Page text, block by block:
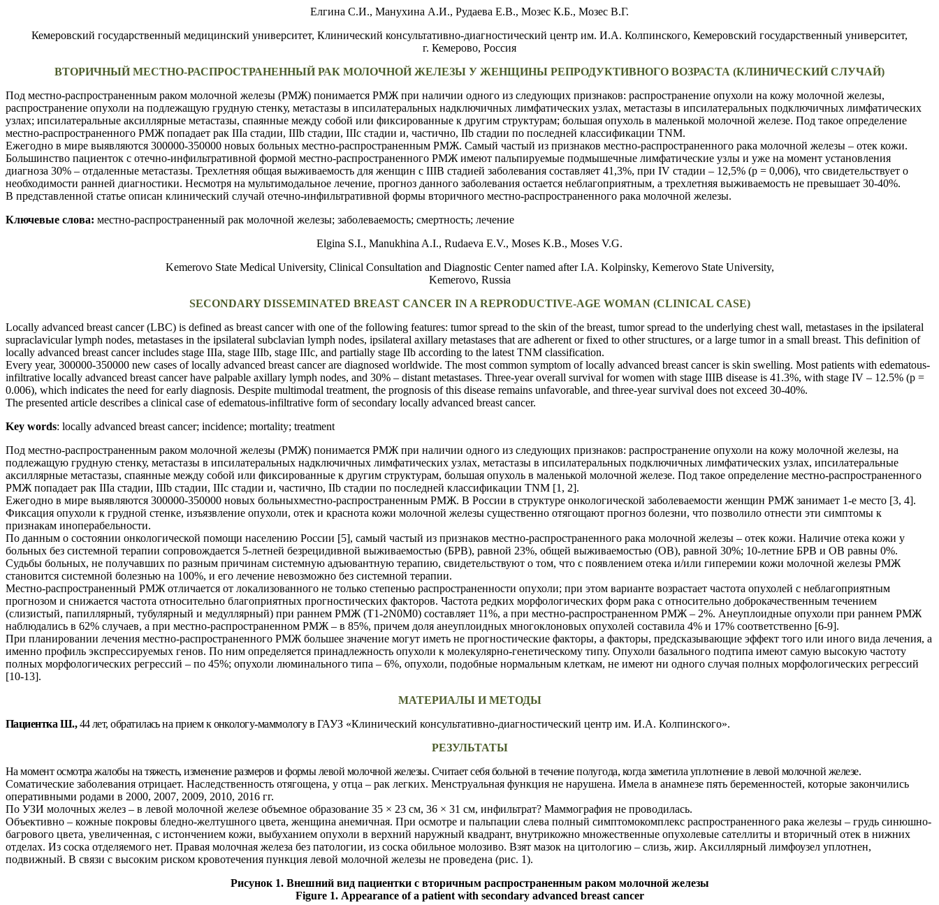
Елгина С.И., Манухина А.И., Рудаева Е.В., Мозес К.Б., Мозес В.Г.
Кемеровский государственный медицинский университет, Клинический консультативно-диагностический центр им. И.А. Колпинского, Кемеровский государственный университет,
г. Кемерово, Россия
ВТОРИЧНЫЙ МЕСТНО-РАСПРОСТРАНЕННЫЙ РАК МОЛОЧНОЙ ЖЕЛЕЗЫ У ЖЕНЩИНЫ РЕПРОДУКТИВНОГО ВОЗРАСТА (КЛИНИЧЕСКИЙ СЛУЧАЙ)
Под местно-распространенным раком молочной железы (РМЖ) понимается РМЖ при наличии одного из следующих признаков: распространение опухоли на кожу молочной железы,
распространение опухоли на подлежащую грудную стенку, метастазы в ипсилатеральных надключичных лимфатических узлах, метастазы в ипсилатеральных подключичных лимфатических
узлах; ипсилатеральные аксиллярные метастазы, спаянные между собой или фиксированные к другим структурам; большая опухоль в маленькой молочной железе. Под такое определение
местно-распространенного РМЖ попадает рак IIIa стадии, IIIb стадии, IIIc стадии и, частично, IIb стадии по последней классификации TNM.
Ежегодно в мире выявляются 300000-350000 новых больных местно-распространенным РМЖ. Самый частый из признаков местно-распространенного рака молочной железы – отек кожи.
Большинство пациенток с отечно-инфильтративной формой местно-распространенного РМЖ имеют пальпируемые подмышечные лимфатические узлы и уже на момент установления
диагноза 30% – отдаленные метастазы. Трехлетняя общая выживаемость для женщин с IIIB стадией заболевания составляет 41,3%, при IV стадии – 12,5% (р = 0,006), что свидетельствует о
необходимости ранней диагностики. Несмотря на мультимодальное лечение, прогноз данного заболевания остается неблагоприятным, а трехлетняя выживаемость не превышает 30-40%.
В представленной статье описан клинический случай отечно-инфильтративной формы вторичного местно-распространенного рака молочной железы.
Ключевые слова: местно-распространенный рак молочной железы; заболеваемость; смертность; лечение
Elgina S.I., Manukhina A.I., Rudaeva E.V., Moses K.B., Moses V.G.
Kemerovo State Medical University, Clinical Consultation and Diagnostic Center named after I.A. Kolpinsky, Kemerovo State University,
Kemerovo, Russia
SECONDARY DISSEMINATED BREAST CANCER IN A REPRODUCTIVE-AGE WOMAN (CLINICAL CASE)
Locally advanced breast cancer (LBC) is defined as breast cancer with one of the following features: tumor spread to the skin of the breast, tumor spread to the underlying chest wall, metastases in the ipsilateral
supraclavicular lymph nodes, metastases in the ipsilateral subclavian lymph nodes, ipsilateral axillary metastases that are adherent or fixed to other structures, or a large tumor in a small breast. This definition of
locally advanced breast cancer includes stage IIIa, stage IIIb, stage IIIc, and partially stage IIb according to the latest TNM classification.
Every year, 300000-350000 new cases of locally advanced breast cancer are diagnosed worldwide. The most common symptom of locally advanced breast cancer is skin swelling. Most patients with edematous-
infiltrative locally advanced breast cancer have palpable axillary lymph nodes, and 30% – distant metastases. Three-year overall survival for women with stage IIIB disease is 41.3%, with stage IV – 12.5% (p =
0.006), which indicates the need for early diagnosis. Despite multimodal treatment, the prognosis of this disease remains unfavorable, and three-year survival does not exceed 30-40%.
The presented article describes a clinical case of edematous-infiltrative form of secondary locally advanced breast cancer.
Key words: locally advanced breast cancer; incidence; mortality; treatment
Под местно-распространенным раком молочной железы (РМЖ) понимается РМЖ при наличии одного из следующих признаков: распространение опухоли на кожу молочной железы, на
подлежащую грудную стенку, метастазы в ипсилатеральных надключичных лимфатических узлах, метастазы в ипсилатеральных подключичных лимфатических узлах, ипсилатеральные
аксиллярные метастазы, спаянные между собой или фиксированные к другим структурам, большая опухоль в маленькой молочной железе. Под такое определение местно-распространенного
РМЖ попадает рак IIIa стадии, IIIb стадии, IIIc стадии и, частично, IIb стадии по последней классификации TNM [1, 2].
Ежегодно в мире выявляются 300000-350000 новых больныхместно-распространенным РМЖ. В России в структуре онкологической заболеваемости женщин РМЖ занимает 1-е место [3, 4].
Фиксация опухоли к грудной стенке, изъязвление опухоли, отек и краснота кожи молочной железы существенно отягощают прогноз болезни, что позволило отнести эти симптомы к
признакам иноперабельности.
По данным о состоянии онкологической помощи населению России [5], самый частый из признаков местно-распространенного рака молочной железы – отек кожи. Наличие отека кожи у
больных без системной терапии сопровождается 5-летней безрецидивной выживаемостью (БРВ), равной 23%, общей выживаемостью (ОВ), равной 30%; 10-летние БРВ и ОВ равны 0%.
Судьбы больных, не получавших по разным причинам системную адъювантную терапию, свидетельствуют о том, что с появлением отека и/или гиперемии кожи молочной железы РМЖ
становится системной болезнью на 100%, и его лечение невозможно без системной терапии.
Местно-распространенный РМЖ отличается от локализованного не только степенью распространенности опухоли; при этом варианте возрастает частота опухолей с неблагоприятным
прогнозом и снижается частота относительно благоприятных прогностических факторов. Частота редких морфологических форм рака с относительно доброкачественным течением
(слизистый, папиллярный, тубулярный и медуллярный) при раннем РМЖ (T1-2N0M0) составляет 11%, а при местно-распространенном РМЖ – 2%. Анеуплоидные опухоли при раннем РМЖ
наблюдались в 62% случаев, а при местно-распространенном РМЖ – в 85%, причем доля анеуплоидных многоклоновых опухолей составила 4% и 17% соответственно [6-9].
При планировании лечения местно-распространенного РМЖ большее значение могут иметь не прогностические факторы, а факторы, предсказывающие эффект того или иного вида лечения, а
именно профиль экспрессируемых генов. По ним определяется принадлежность опухоли к молекулярно-генетическому типу. Опухоли базального подтипа имеют самую высокую частоту
полных морфологических регрессий – по 45%; опухоли люминального типа – 6%, опухоли, подобные нормальным клеткам, не имеют ни одного случая полных морфологических регрессий
[10-13].
МАТЕРИАЛЫ И МЕТОДЫ
Пациентка Ш.,44 лет, обратилась на прием к онкологу-маммологу вГАУЗ «Клинический консультативно-диагностический центр им. И.А. Колпинского».
РЕЗУЛЬТАТЫ
На момент осмотра жалобы на тяжесть, изменение размеров и формы левой молочной железы. Считает себя больной в течение полугода, когда заметила уплотнение в левой молочной железе.
Соматические заболевания отрицает. Наследственность отягощена, у отца – рак легких. Менструальная функция не нарушена. Имела в анамнезе пять беременностей, которые закончились
оперативными родами в 2000, 2007, 2009, 2010, 2016 гг.
По УЗИ молочных желез – в левой молочной железе объемное образование 35 × 23 см, 36 × 31 см, инфильтрат? Маммография не проводилась.
Объективно – кожные покровы бледно-желтушного цвета, женщина анемичная. При осмотре и пальпации слева полный симптомокомплекс распространенного рака железы – грудь синюшно-
багрового цвета, увеличенная, с истончением кожи, выбуханием опухоли в верхний наружный квадрант, внутрикожно множественные опухолевые сателлиты и вторичный отек в нижних
отделах. Из соска отделяемого нет. Правая молочная железа без патологии, из соска обильное молозиво. Взят мазок на цитологию – слизь, жир. Аксиллярный лимфоузел уплотнен,
подвижный. В связи с высоким риском кровотечения пункция левой молочной железы не проведена (рис. 1).
Рисунок 1. Внешний вид пациентки с вторичным распространенным раком молочной железы
Figure 1. Appearance of a patient with secondary advanced breast cancer